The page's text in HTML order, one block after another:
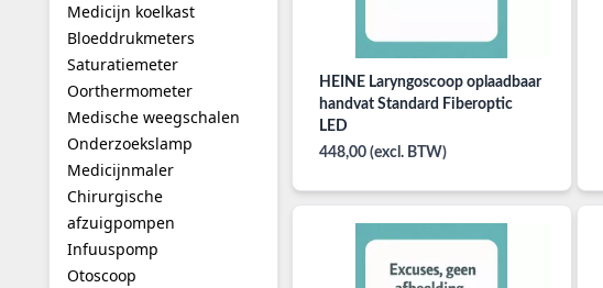
Medicijn koelkast
Bloeddrukmeters
Saturatiemeter
Oorthermometer
Medische weegschalen
Onderzoekslamp
Medicijnmaler
Chirurgische
afzuigpompen
Infuuspomp
Otoscoop
HEINE Laryngoscoop oplaadbaar
handvat Standard Fiberoptic
LED
448,00 (excl. BTW)